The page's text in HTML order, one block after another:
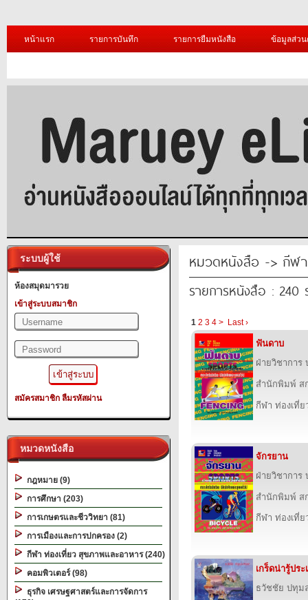
หน้าแรก รายการบันทึก รายการยืมหนังสือ ข้อมูลส่ว
ระบบผู้ใช้
ห้องสมุดมารวย
เข้าสู่ระบบสมาชิก
สมัครสมาชิก ลืมรหัสผ่าน
หมวดหนังสือ
กฎหมาย (9)
การศึกษา (203)
การเกษตรและชีววิทยา (81)
การเมืองและการปกครอง (2)
กีฬา ท่องเที่ยว สุขภาพและอาหาร (240)
คอมพิวเตอร์ (98)
ธุรกิจ เศรษฐศาสตร์และการจัดการ
หมวดหนังสือ -> กีฬา
รายการหนังสือ : 240
1 2 3 4 > Last ›
ฟันดาบ
ฝ่ายวิชาการ
สำนักพิมพ์ ส
กีฬา ท่องเที่
จักรยาน
ฝ่ายวิชาการ
สำนักพิมพ์ ส
กีฬา ท่องเที่
เกร็ดน่ารู้ปร
ธวัชชัย ปทุม